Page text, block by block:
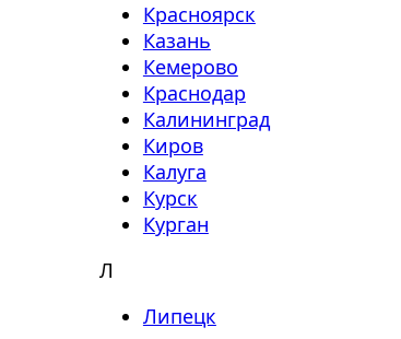
Красноярск
Казань
Кемерово
Краснодар
Калининград
Киров
Калуга
Курск
Курган
Л
Липецк